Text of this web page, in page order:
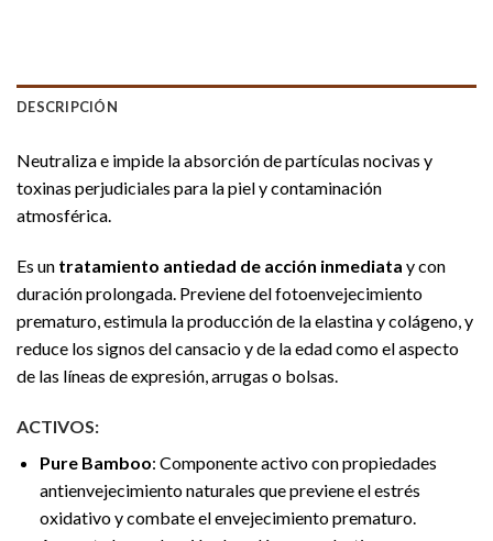
DESCRIPCIÓN
Neutraliza e impide la absorción de partículas nocivas y
toxinas perjudiciales para la piel y contaminación
atmosférica.
Es un tratamiento antiedad de acción inmediata y con
duración prolongada. Previene del fotoenvejecimiento
prematuro, estimula la producción de la elastina y colágeno, y
reduce los signos del cansacio y de la edad como el aspecto
de las líneas de expresión, arrugas o bolsas.
ACTIVOS:
Pure Bamboo: Componente activo con propiedades
antienvejecimiento naturales que previene el estrés
oxidativo y combate el envejecimiento prematuro.